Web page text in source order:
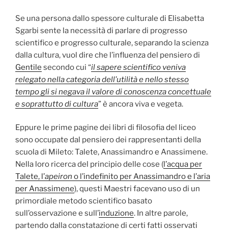
Se una persona dallo spessore culturale di Elisabetta
Sgarbi sente la necessità di parlare di progresso
scientifico e progresso culturale, separando la scienza
dalla cultura, vuol dire che l’influenza del pensiero di
Gentile secondo cui “il sapere scientifico veniva
relegato nella categoria dell’utilità e nello stesso
tempo gli si negava il valore di conoscenza concettuale
e soprattutto di cultura” è ancora viva e vegeta.
Eppure le prime pagine dei libri di filosofia del liceo
sono occupate dal pensiero dei rappresentanti della
scuola di Mileto: Talete, Anassimandro e Anassimene.
Nella loro ricerca del principio delle cose (l’acqua per
Talete, l’apeiron o l’indefinito per Anassimandro e l’aria
per Anassimene), questi Maestri facevano uso di un
primordiale metodo scientifico basato
sull’osservazione e sull’induzione. In altre parole,
partendo dalla constatazione di certi fatti osservati